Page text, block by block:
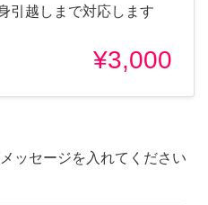
引越しまで対応します
¥3,000
ッセージを入れてください